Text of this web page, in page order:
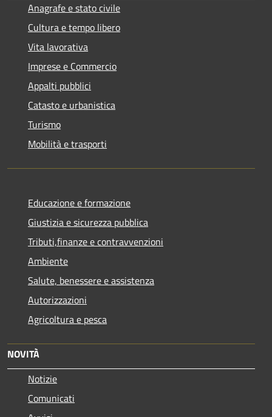
Anagrafe e stato civile
Cultura e tempo libero
Vita lavorativa
Imprese e Commercio
Appalti pubblici
Catasto e urbanistica
Turismo
Mobilità e trasporti
Educazione e formazione
Giustizia e sicurezza pubblica
Tributi,finanze e contravvenzioni
Ambiente
Salute, benessere e assistenza
Autorizzazioni
Agricoltura e pesca
NOVITÀ
Notizie
Comunicati